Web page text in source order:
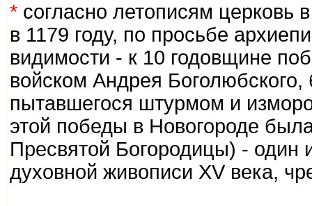
*согласно летописям церковь
в 1179 году, по просьбе
видимости - к 10 годовщине
войском Андрея
пытавшегося штурмом и
этой победы в Новогороде
Пресвятой Богородицы) - один
духовной живописи XV века,